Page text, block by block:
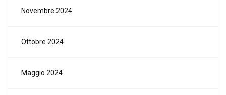
Novembre 2024
Ottobre 2024
Maggio 2024